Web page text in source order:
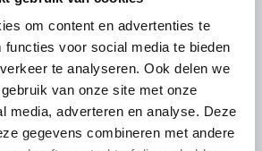
om content en advertenties te
functies voor social media te bieden
te analyseren. Ook delen we
van onze site met onze
media, adverteren en analyse. Deze
gegevens combineren met andere
en financiële steun
LTO Nederland heeft in
samen met andere organisaties
de Kamerleden.
Lees meer